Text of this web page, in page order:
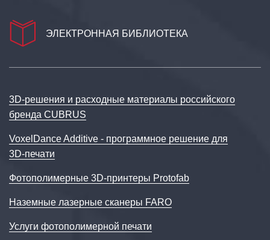
ЭЛЕКТРОННАЯ БИБЛИОТЕКА
3D‑решения и расходные материалы российского
бренда CUBRUS
VoxelDance Additive - программное решение для
3D‑печати
Фотополимерные 3D-принтеры Protofab
Наземные лазерные сканеры FARO
Услуги фотополимерной печати